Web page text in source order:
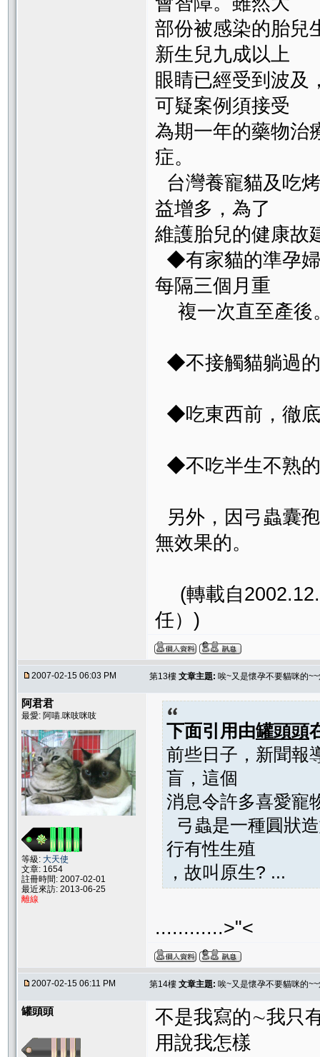
部份被感染的胎兒
新生兒九成以上
眼睛已經受到波及
可疑案例須接受
為期一年的藥物治
症。
台灣養寵貓及吃
益增多，為了
維護胎兒的健康故
◆有家貓的準孕
每隔三個月重
複一次直至產後
◆不接觸貓躺過
◆吃東西前，徹
◆不吃半生不熟
另外，因弓蟲囊
無效果的。
(轉載自
任）)
2007-02-15 06:03 PM 第13樓 文章主題: 唉~又是懷孕不要貓咪的
阿君君
最愛: 阿喵.咪吱咪吱
等級: 大天使
文章: 1654
註冊時間: 2007-02-01
最近來訪: 2013-06-25
離線
下面引用由罐頭頭
前些日子，新聞報
盲，這個
消息令許多喜愛寵
弓蟲是一種圓狀
行有性生殖
，故叫原生? ...
............>"<
2007-02-15 06:11 PM 第14樓 文章主題: 唉~又是懷孕不要貓咪的
罐頭頭
不是我寫的∼我只
用說我怎樣